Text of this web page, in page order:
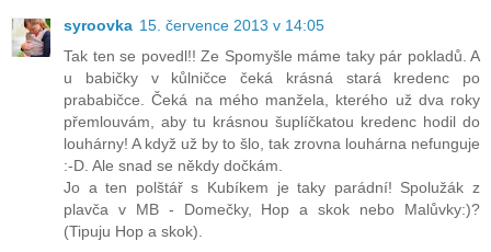
syroovka 15. července 2013 v 14:05
Tak ten se povedl!! Ze Spomyšle máme taky pár pokladů. A
u babičky v kůlničce čeká krásná stará kredenc po
prababičce. Čeká na mého manžela, kterého už dva roky
přemlouvám, aby tu krásnou šuplíčkatou kredenc hodil do
louhárny! A když už by to šlo, tak zrovna louhárna nefunguje
:-D. Ale snad se někdy dočkám.
Jo a ten polštář s Kubíkem je taky parádní! Spolužák z
plavča v MB - Domečky, Hop a skok nebo Malůvky:)?
(Tipuju Hop a skok).